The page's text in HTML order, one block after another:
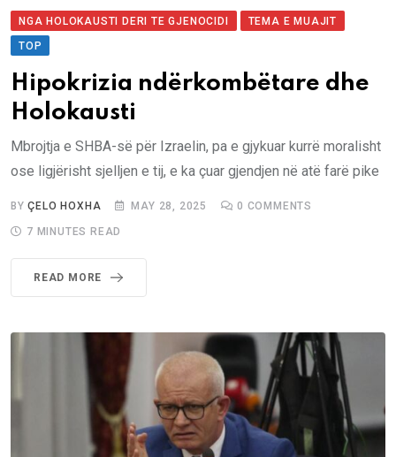
NGA HOLOKAUSTI DERI TE GJENOCIDI
TEMA E MUAJIT
TOP
Hipokrizia ndërkombëtare dhe
Holokausti
Mbrojtja e SHBA-së për Izraelin, pa e gjykuar kurrë moralisht
ose ligjërisht sjelljen e tij, e ka çuar gjendjen në atë farë pike
BYÇELO HOXHA MAY 28, 2025 0 COMMENTS
7 MINUTES READ
READ MORE